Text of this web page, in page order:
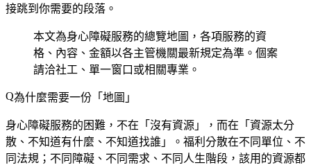
接跳到你需要的段落。
本文為身心障礙服務的總覽地圖，各項服務的資
格、內容、金額以各主管機關最新規定為準。個案
請洽社工、單一窗口或相關專業。
為什麼需要一份「地圖」
身心障礙服務的困難，不在「沒有資源」，而在「資源太分
散、不知道有什麼、不知道找誰」。福利分散在不同單位、不
同法規；不同障礙、不同需求、不同人生階段，該用的資源都